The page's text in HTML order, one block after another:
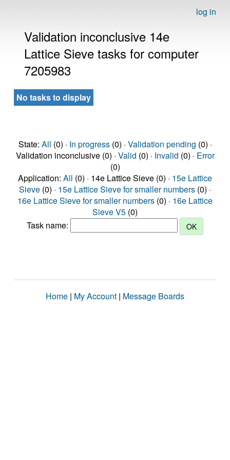
log in
Validation inconclusive 14e
Lattice Sieve tasks for computer
7205983
No tasks to display
State: All (0) · In progress(0) · Validation pending (0) ·
Validation inconclusive (0) · Valid (0) · Invalid (0) · Error
(0)
Application: All (0) · 14e Lattice Sieve (0) · 15e Lattice
Sieve (0) · 15e Lattice Sieve for smaller numbers (0) ·
16e Lattice Sieve for smaller numbers (0) · 16e Lattice
Sieve V5 (0)
Task name:
Home | My Account | Message Boards